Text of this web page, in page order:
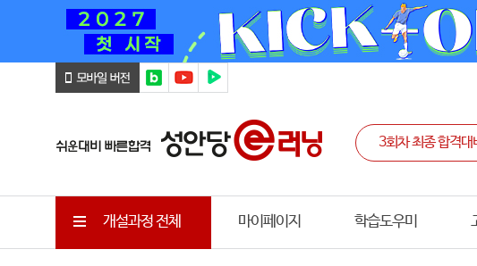
개설과정 전체 마이페이지 학습도우미